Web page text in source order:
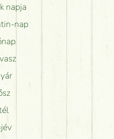
napja
nap